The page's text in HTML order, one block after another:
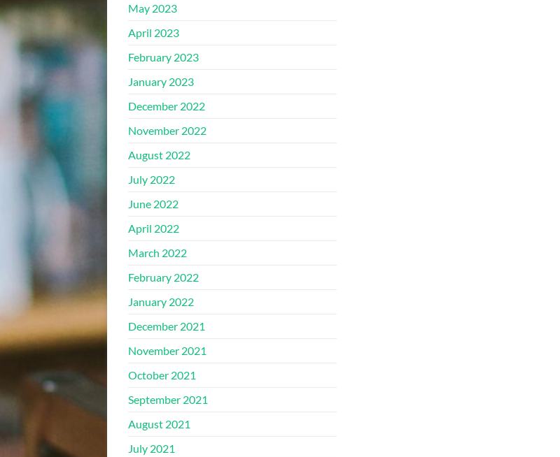
May 2023
April 2023
February 2023
January 2023
December 2022
November 2022
August 2022
July 2022
June 2022
April 2022
March 2022
February 2022
January 2022
December 2021
November 2021
October 2021
September 2021
August 2021
July 2021